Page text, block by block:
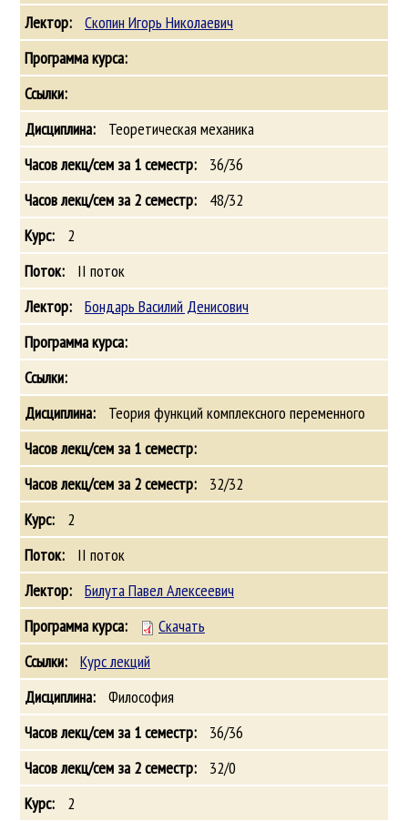
Скопин Игорь Николаевич
Теоретическая механика
36/36
48/32
2
II поток
Бондарь Василий Денисович
Теория функций комплексного переменного
32/32
2
II поток
Билута Павел Алексеевич
Скачать
Курс лекций
Философия
36/36
32/0
2